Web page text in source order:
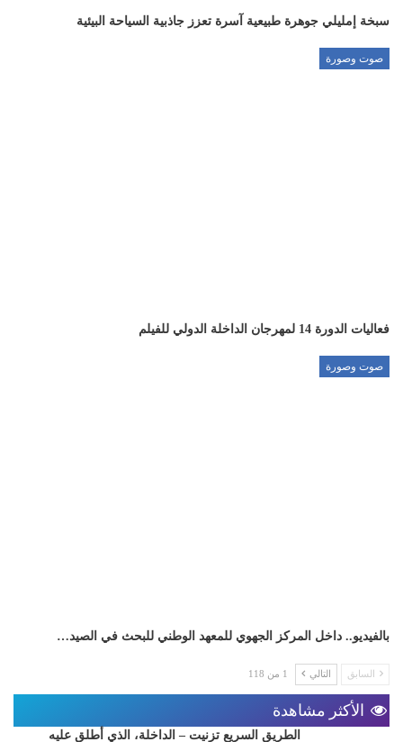
سبخة إمليلي جوهرة طبيعية آسرة تعزز جاذبية السياحة البيئية
صوت وصورة
فعاليات الدورة 14 لمهرجان الداخلة الدولي للفيلم
صوت وصورة
بالفيديو.. داخل المركز الجهوي للمعهد الوطني للبحث في الصيد…
السابق التالي 1 من 118
الأكثر مشاهدة
الطريق السريع تزنيت – الداخلة، الذي أطلق عليه